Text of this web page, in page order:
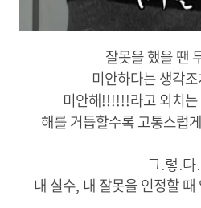
잘못을 했을 땐
미안하다는 생각
미안해!!!!!!라고 외치는
해를 거듭할수록 고통스럽
그.렇.다
내 실수, 내 잘못을 인정할